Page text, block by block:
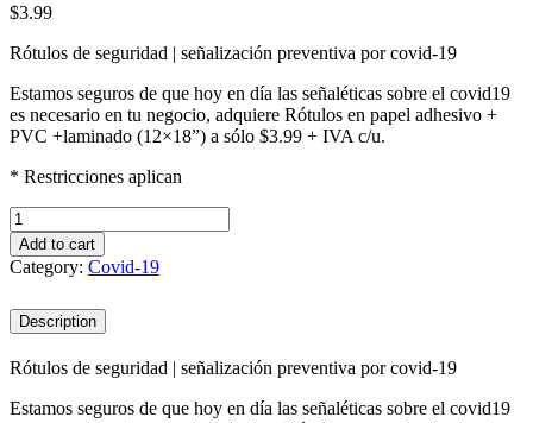
$3.99
Rótulos de seguridad | señalización preventiva por covid-19
Estamos seguros de que hoy en día las señaléticas sobre el covid19
es necesario en tu negocio, adquiere Rótulos en papel adhesivo +
PVC +laminado (12×18”) a sólo $3.99 + IVA c/u.
* Restricciones aplican
Rótulos
de
seguridad
quantity
Add to cart
Category: Covid-19
Description
Rótulos de seguridad | señalización preventiva por covid-19
Estamos seguros de que hoy en día las señaléticas sobre el covid19